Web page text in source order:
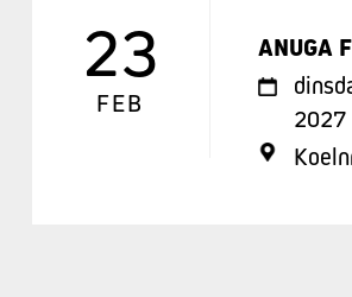
23
FEB
ANUGA
2027